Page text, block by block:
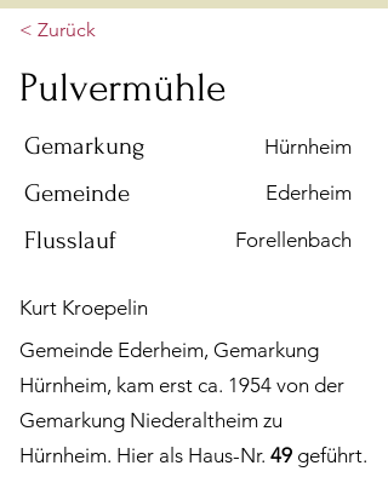
< Zurück
Pulvermühle
Hürnheim
Gemarkung
Ederheim
Gemeinde
Forellenbach
Flusslauf
Kurt Kroepelin
Gemeinde Ederheim, Gemarkung
Hürnheim, kam erst ca. 1954 von der
Gemarkung Niederaltheim zu
Hürnheim. Hier als Haus-Nr. 49 geführt.